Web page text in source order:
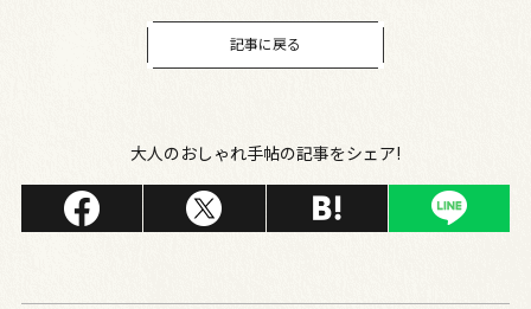
記事に戻る
大人のおしゃれ手帖の記事をシェア!